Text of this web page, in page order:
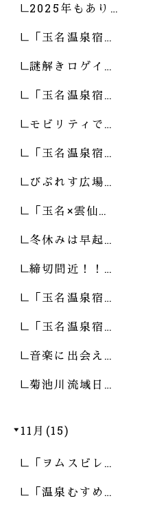
2025年もあり…
「玉名温泉宿…
謎解きロゲイ…
「玉名温泉宿…
モビリティで…
「玉名温泉宿…
びぷれす広場…
「玉名×雲仙…
冬休みは早起…
締切間近！！…
「玉名温泉宿…
「玉名温泉宿…
音楽に出会え…
菊池川流域日…
11月(15)
「ヲムスビレ…
「温泉むすめ…